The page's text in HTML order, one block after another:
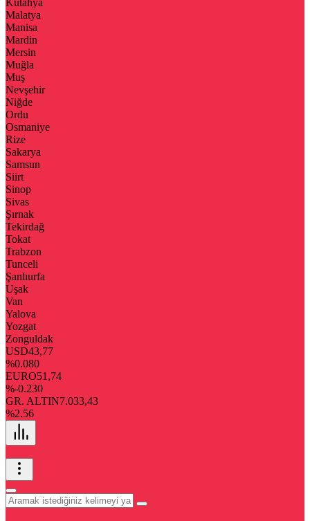
Kütahya
Malatya
Manisa
Mardin
Mersin
Muğla
Muş
Nevşehir
Niğde
Ordu
Osmaniye
Rize
Sakarya
Samsun
Siirt
Sinop
Sivas
Şırnak
Tekirdağ
Tokat
Trabzon
Tunceli
Şanlıurfa
Uşak
Van
Yalova
Yozgat
Zonguldak
USD43,77
%0.080
EURO51,74
%-0.230
GR. ALTIN7.033,43
%2.56